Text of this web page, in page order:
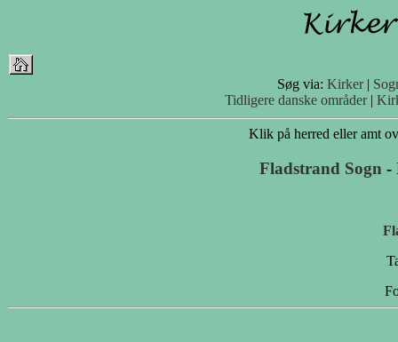
Søg via: Kirker|
Tidligere danske områder|
Klik på herred eller amt
Fladstrand Sogn -